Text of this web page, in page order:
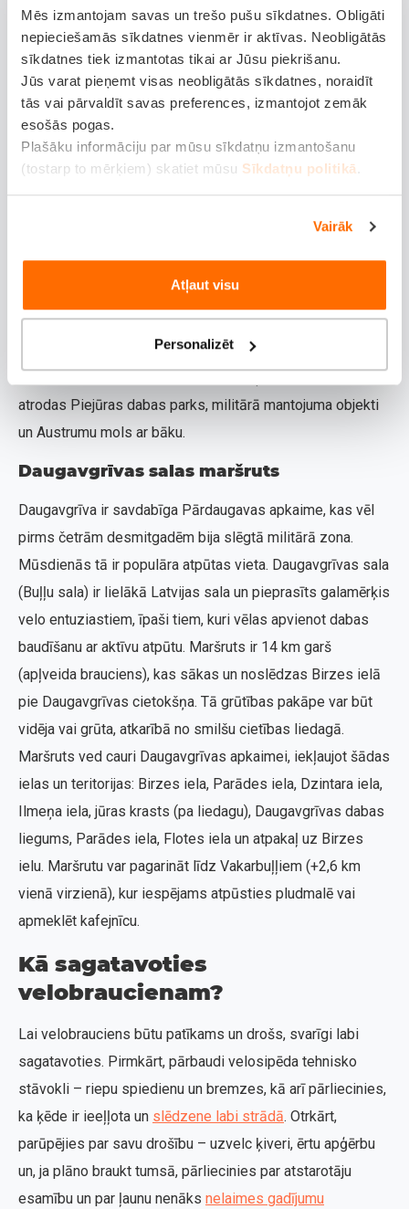
Mēs izmantojam savas un trešo pušu sīkdatnes. Obligāti
nepieciešamās sīkdatnes vienmēr ir aktīvas. Neobligātās
sīkdatnes tiek izmantotas tikai ar Jūsu piekrišanu.
Jūs varat pieņemt visas neobligātās sīkdatnes, noraidīt
tās vai pārvaldīt savas preferences, izmantojot zemāk
esošās pogas.
Plašāku informāciju par mūsu sīkdatņu izmantošanu
(tostarp to mērķiem) skatiet mūsu Sīkdatņu politikā
Vairāk
Atļaut visu
Personalizēt
sportiskiem braucējiem, gan tiem, kas vēlas nesteidzīgi
nokļūt līdz jūrai un baudīt atpūtu pludmalē. Nonākot
Jūrmalā, iespējams turpināt ceļu gar piekrasti vai
atpūsties kafejnīcās un baudīt kūrorta atmosfēru.
Vecāķu velomaršruts – no Mežaparka līdz
jūrai
gan dabas skaistumu. No Mežaparka ceļš ved uz
Vecmīlgrāvi, kur vērts piestāt pie kultūras pils
"Ziemeļblāzma". Tālāk velomaršruts turpinās uz Vecāķiem
– iecienītu atpūtas vietu ar baltu smilšu pludmali.
atrodas Piejūras dabas parks, militārā mantojuma objekti
un Austrumu mols ar bāku.
Daugavgrīvas salas maršruts
Daugavgrīva ir savdabīga Pārdaugavas apkaime, kas vēl
pirms četrām desmitgadēm bija slēgtā militārā zona.
Mūsdienās tā ir populāra atpūtas vieta. Daugavgrīvas sala
(Buļļu sala) ir lielākā Latvijas sala un pieprasīts galamērķis
velo entuziastiem, īpaši tiem, kuri vēlas apvienot dabas
baudīšanu ar aktīvu atpūtu. Maršruts ir 14 km garš
(apļveida brauciens), kas sākas un noslēdzas Birzes ielā
pie Daugavgrīvas cietokšņa. Tā grūtības pakāpe var būt
vidēja vai grūta, atkarībā no smilšu cietības liedagā.
Maršruts ved cauri Daugavgrīvas apkaimei, iekļaujot šādas
ielas un teritorijas: Birzes iela, Parādes iela, Dzintara iela,
Ilmeņa iela, jūras krasts (pa liedagu), Daugavgrīvas dabas
liegums, Parādes iela, Flotes iela un atpakaļ uz Birzes
ielu. Maršrutu var pagarināt līdz Vakarbuļļiem (+2,6 km
vienā virzienā), kur iespējams atpūsties pludmalē vai
apmeklēt kafejnīcu.
Kā sagatavoties
velobraucienam?
Lai velobrauciens būtu patīkams un drošs, svarīgi labi
sagatavoties. Pirmkārt, pārbaudi velosipēda tehnisko
stāvokli – riepu spiedienu un bremzes, kā arī pārliecinies,
ka ķēde ir ieeļļota un slēdzene labi strādā. Otrkārt,
parūpējies par savu drošību – uzvelc ķiveri, ērtu apģērbu
un, ja plāno braukt tumsā, pārliecinies par atstarotāju
esamību un par ļaunu nenāks nelaimes gadījumu